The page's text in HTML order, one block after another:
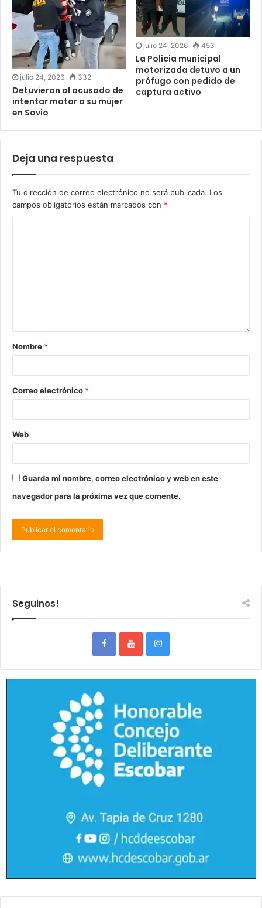
julio 24, 2026 332
Detuvieron al acusado de
intentar matar a su mujer
en Savio
julio 24, 2026 453
La Policia municipal
motorizada detuvo a un
prófugo con pedido de
captura activo
Deja una respuesta
Tu dirección de correo electrónico no será publicada. Los
campos obligatorios están marcados con *
Nombre *
Correo electrónico *
Web
Guarda mi nombre, correo electrónico y web en este
navegador para la próxima vez que comente.
Seguinos!